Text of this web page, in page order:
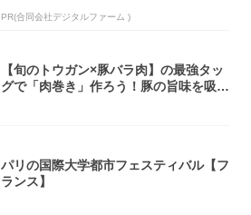
PR(合同会社デジタルファーム )
【旬のトウガン×豚バラ肉】の最強タッ
グで「肉巻き」作ろう！豚の旨味を吸い
パリの国際大学都市フェスティバル【フ
ランス】